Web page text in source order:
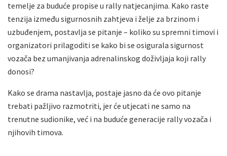
temelje za buduće propise u rally natjecanjima. Kako raste
tenzija između sigurnosnih zahtjeva i želje za brzinom i
uzbuđenjem, postavlja se pitanje – koliko su spremni timovi i
organizatori prilagoditi se kako bi se osigurala sigurnost
vozača bez umanjivanja adrenalinskog doživljaja koji rally
donosi?
Kako se drama nastavlja, postaje jasno da će ovo pitanje
trebati pažljivo razmotriti, jer će utjecati ne samo na
trenutne sudionike, već i na buduće generacije rally vozača i
njihovih timova.